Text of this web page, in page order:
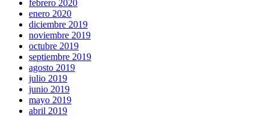
febrero 2020
enero 2020
diciembre 2019
noviembre 2019
octubre 2019
septiembre 2019
agosto 2019
julio 2019
junio 2019
mayo 2019
abril 2019